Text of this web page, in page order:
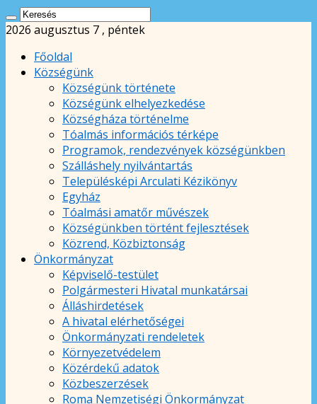
2026 augusztus 7 , péntek
Főoldal
Községünk
Községünk története
Községünk elhelyezkedése
Községháza történelme
Tóalmás információs térképe
Programok, rendezvények községünkben
Szálláshely nyilvántartás
Településképi Arculati Kézikönyv
Egyház
Tóalmási amatőr művészek
Községünkben történt fejlesztések
Közrend, Közbiztonság
Önkormányzat
Képviselő-testület
Polgármesteri Hivatal munkatársai
Álláshirdetések
A hivatal elérhetőségei
Önkormányzati rendeletek
Környezetvédelem
Közérdekű adatok
Közbeszerzések
Roma Nemzetiségi Önkormányzat